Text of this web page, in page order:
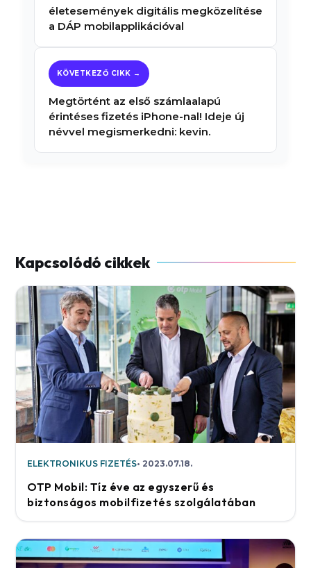
életesemények digitális megközelítése
a DÁP mobilapplikációval
Megtörtént az első számlaalapú
érintéses fizetés iPhone-nal! Ideje új
névvel megismerkedni: kevin.
ELEKTRONIKUS FIZETÉS 2023.07.18.
OTP Mobil: Tíz éve az egyszerű és
biztonságos mobilfizetés szolgálatában